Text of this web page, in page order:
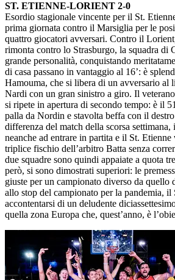
ST. ETIENNE-LORIENT 2-0
Esordio stagionale vincente per il St.
prima giornata contro il Marsiglia per le
quattro giocatori avversari. Contro il
rimonta contro lo Strasburgo, la squadra di
grande personalità, conquistando
di casa passano in vantaggio al 16’: è
Hamouma, che si libera di un avversario al
Nardi con un gran sinistro a giro. Il
si ripete in apertura di secondo tempo: è il
palla da Nordin e stavolta beffa con il
differenza del match della scorsa
neanche ad entrare in partita e il St.
triplice fischio dell’arbitro Batta senza
due squadre sono quindi appaiate a quota
però, si sono dimostrati superiori: le
giuste per un campionato diverso da quello
allo stop del campionato per la pandemia, il
accontentarsi di un deludente
quella zona Europa che, quest’anno, è